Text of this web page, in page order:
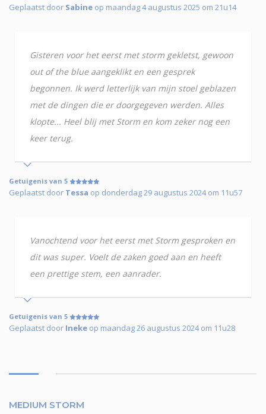
Geplaatst door Sabine op maandag 4 augustus 2025 om 21u14
Gisteren voor het eerst met storm gekletst, gewoon
out of the blue aangeklikt en een gesprek
begonnen. Ik werd letterlijk van mijn stoel geblazen
met de dingen die er doorgegeven werden. Alles
klopte... Heel blij met Storm en kom zeker nog een
keer terug.
Getuigenis van 5
Geplaatst door Tessa op donderdag 29 augustus 2024 om 11u57
Vanochtend voor het eerst met Storm gesproken en
dit was super. Voelt de zaken goed aan en heeft
een prettige stem, een aanrader.
Getuigenis van 5
Geplaatst door Ineke op maandag 26 augustus 2024 om 11u28
MEDIUM STORM